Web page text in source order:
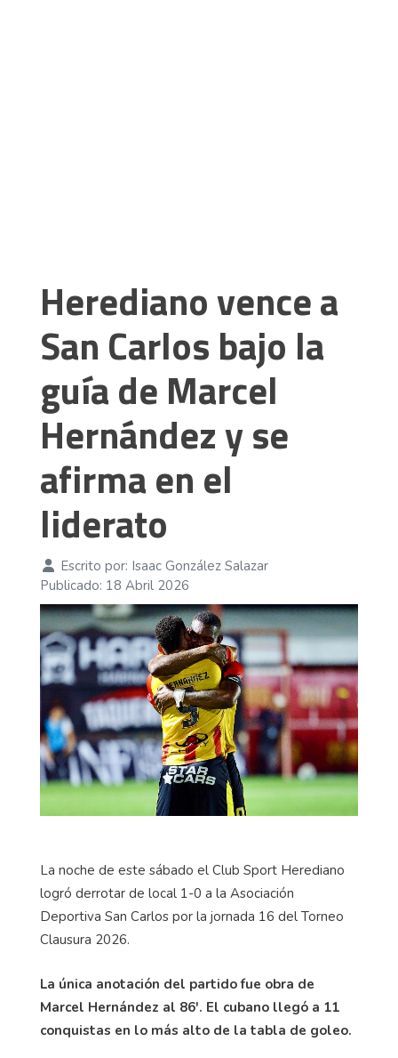
Herediano vence a
San Carlos bajo la
guía de Marcel
Hernández y se
afirma en el
liderato
Escrito por: Isaac González Salazar
Publicado: 18 Abril 2026
La noche de este sábado el Club Sport Herediano
logró derrotar de local 1-0 a la Asociación
Deportiva San Carlos por la jornada 16 del Torneo
Clausura 2026.
La única anotación del partido fue obra de
Marcel Hernández al 86'. El cubano llegó a 11
conquistas en lo más alto de la tabla de goleo.